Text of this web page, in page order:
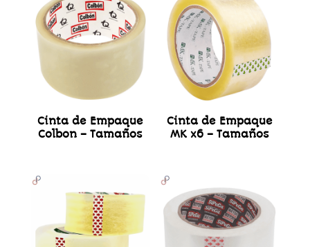
Cinta de Empaque
Colbon – Tamaños
Cinta de Empaque
MK x6 – Tamaños